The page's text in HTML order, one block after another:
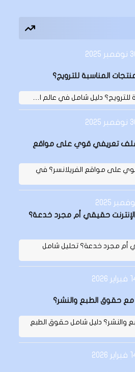
2025
المناسبة للترويج؟
للترويج؟ دليل شامل في عالم ا…
2025
تعريفي قوي على مواقع
على مواقع الفريلانسر؟ في
حقيقي أم مجرد خدعة؟
أم مجرد خدعة؟ تحليل شامل
2026
حقوق الطبع والنشر؟
والنشر؟ دليل شامل حقوق الطبع
2026